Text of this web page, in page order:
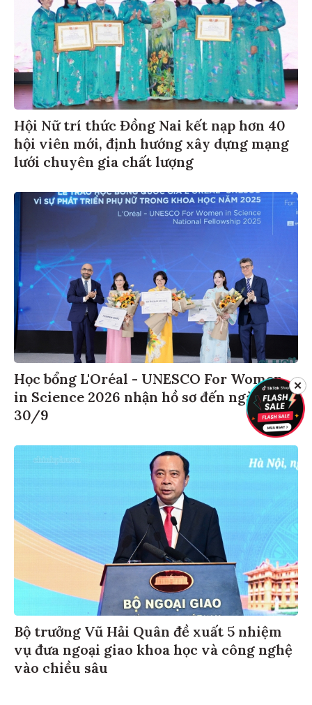
Hội Nữ trí thức Đồng Nai kết nạp hơn 40
hội viên mới, định hướng xây dựng mạng
lưới chuyên gia chất lượng
Học bổng L'Oréal - UNESCO For Women
in Science 2026 nhận hồ sơ đến ngày
30/9
Bộ trưởng Vũ Hải Quân đề xuất 5 nhiệm
vụ đưa ngoại giao khoa học và công nghệ
vào chiều sâu
✕